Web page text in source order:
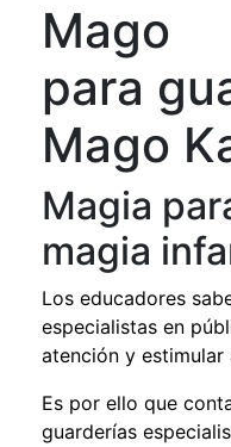
Mago
para
Mago
Magia
magia
Los educadores
especialistas en
atención y estimular
Es por ello que
guarderías